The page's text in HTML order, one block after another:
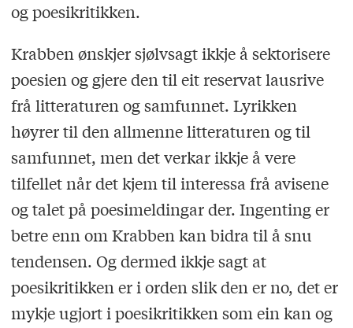
og poesikritikken.
Krabben ønskjer sjølvsagt ikkje å sektorisere
poesien og gjere den til eit reservat lausrive
frå litteraturen og samfunnet. Lyrikken
høyrer til den allmenne litteraturen og til
samfunnet, men det verkar ikkje å vere
tilfellet når det kjem til interessa frå avisene
og talet på poesimeldingar der. Ingenting er
betre enn om Krabben kan bidra til å snu
tendensen. Og dermed ikkje sagt at
poesikritikken er i orden slik den er no, det er
mykje ugjort i poesikritikken som ein kan og